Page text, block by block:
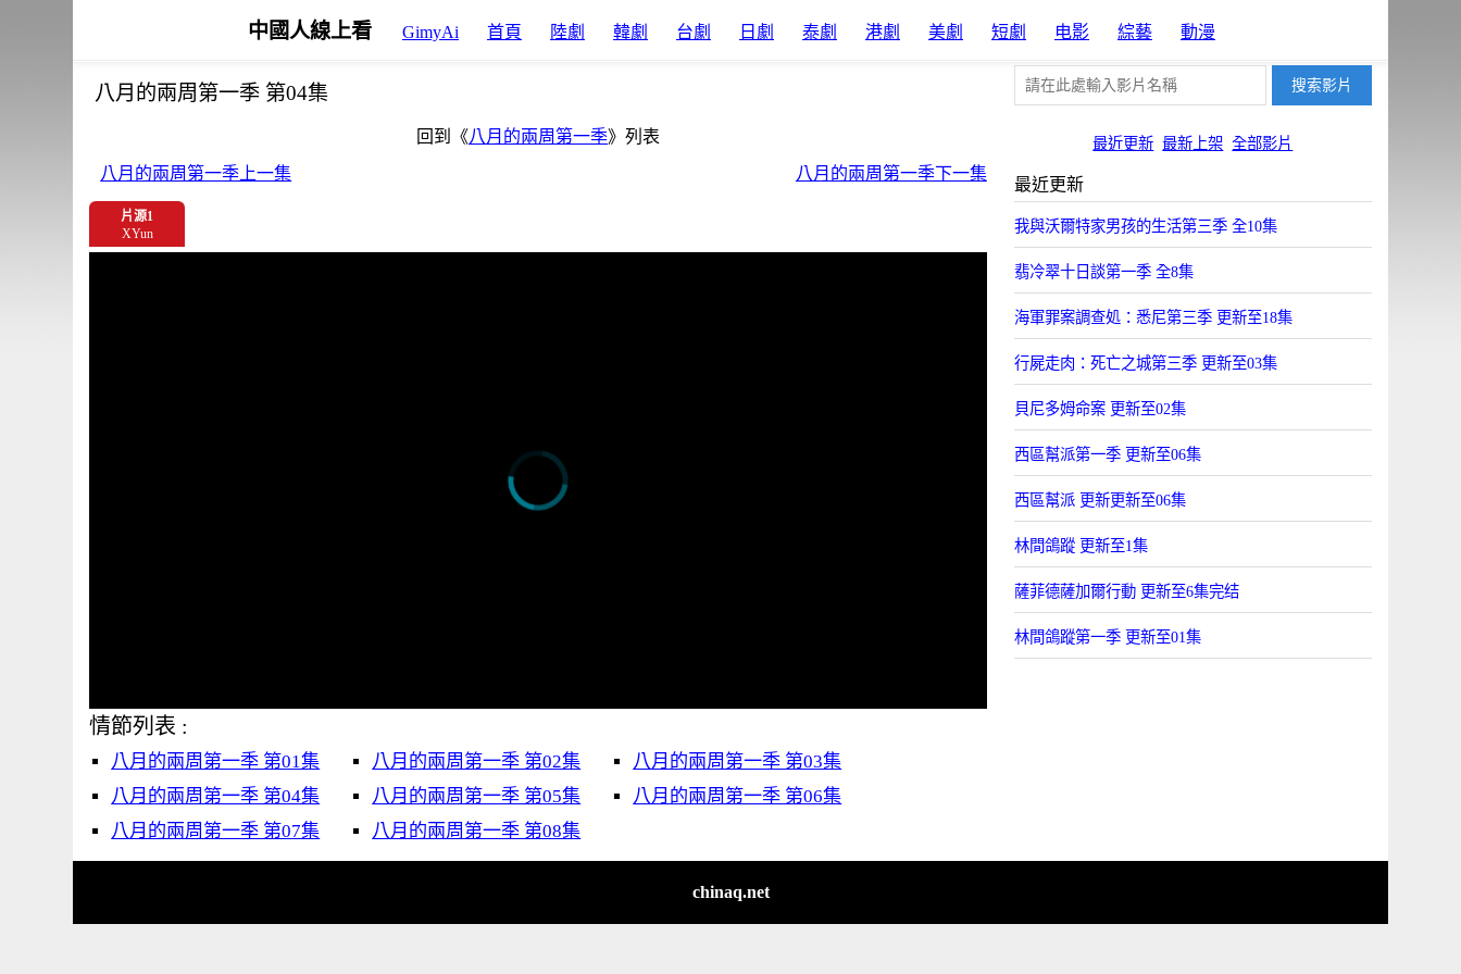
中國人線上看 GimyAi 首頁 陸劇 韓劇 台劇 日劇 泰劇 港劇 美劇 短劇 电影 綜藝 動漫
最近更新 最新上架 全部影片
八月的兩周第一季 第04集
回到《八月的兩周第一季》列表
八月的兩周第一季上一集
八月的兩周第一季下一集
片源1
XYun
情節列表 :
八月的兩周第一季 第01集 八月的兩周第一季 第02集
八月的兩周第一季 第03集
八月的兩周第一季 第04集
八月的兩周第一季 第05集
八月的兩周第一季 第06集
八月的兩周第一季 第07集
八月的兩周第一季 第08集
最近更新
我與沃爾特家男孩的生活第三季 全10集
翡冷翠十日談第一季 全8集
海軍罪案調查処：悉尼第三季 更新至18集
行屍走肉：死亡之城第三季 更新至03集
貝尼多姆命案 更新至02集
西區幫派第一季 更新至06集
西區幫派 更新更新至06集
林間鴿蹤 更新至1集
薩菲德薩加爾行動 更新至6集完结
林間鴿蹤第一季 更新至01集
chinaq.net